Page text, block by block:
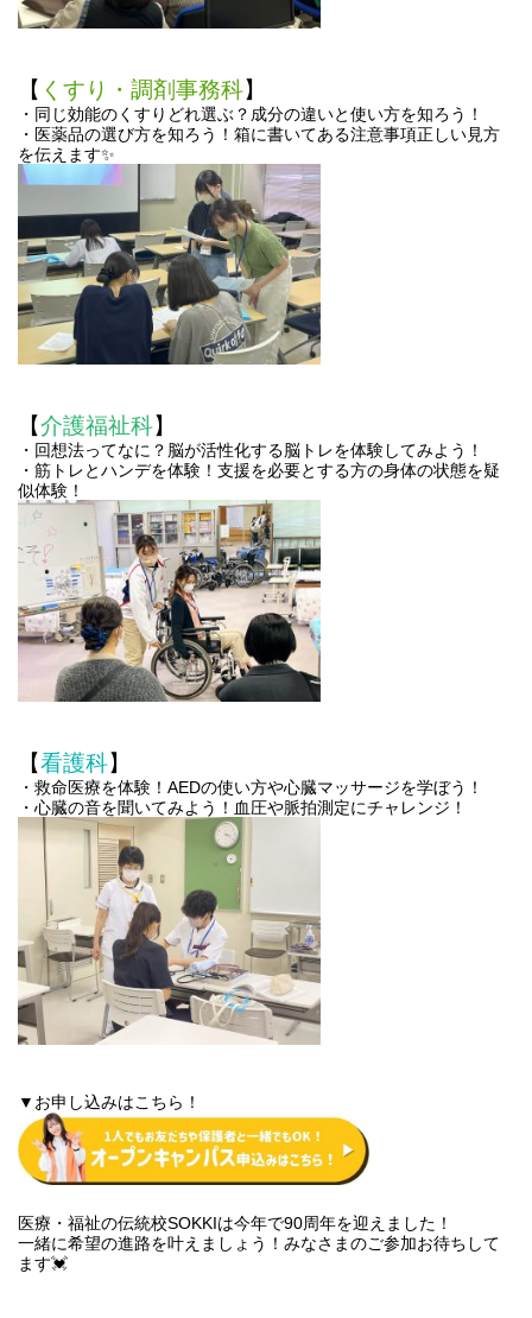
【 くすり・調剤事務科】
・同じ効能のくすりどれ選ぶ？成分の違いと使い方を知ろう！
・医薬品の選び方を知ろう！箱に書いてある注意事項正しい見方
を伝えます✨
【介護福祉科】
・回想法ってなに？脳が活性化する脳トレを体験してみよう！
・筋トレとハンデを体験！支援を必要とする方の身体の状態を疑
似体験！
【看護科】
・救命医療を体験！AEDの使い方や心臓マッサージを学ぼう！
・心臓の音を聞いてみよう！血圧や脈拍測定にチャレンジ！
▼お申し込みはこちら！
医療・福祉の伝統校SOKKIは今年で90周年を迎えました！
一緒に希望の進路を叶えましょう！ みなさまのご参加お待ちして
ます💓